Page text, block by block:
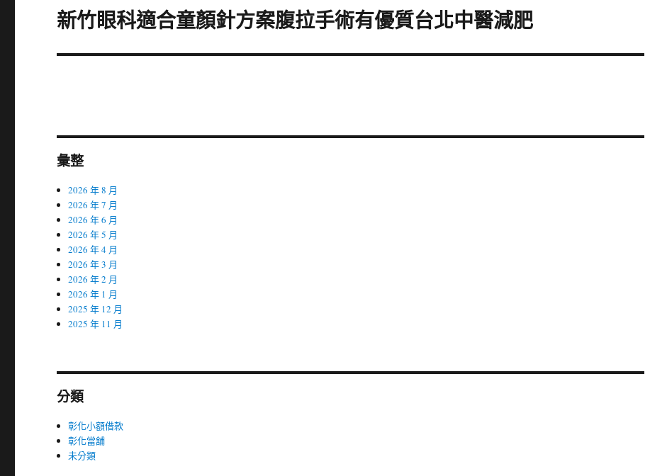
章:
下
篇
新竹眼科適合童顏針方案腹拉手術有優質台北中醫減肥
彙整
2026 年 8 月
2026 年 7 月
2026 年 6 月
2026 年 5 月
2026 年 4 月
2026 年 3 月
2026 年 2 月
2026 年 1 月
2025 年 12 月
2025 年 11 月
分類
彰化小額借款
彰化當舖
未分類